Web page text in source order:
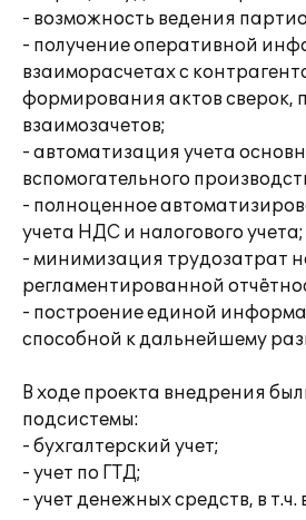
- возможность ведения
- получение оперативной
взаиморасчетах с
формирования актов сверок,
взаимозачетов;
- автоматизация учета
вспомогательного
- полноценное
учета НДС и налогового учета;
- минимизация трудозатрат
регламентированной
- построение единой
способной к дальнейшему
В ходе проекта внедрения
подсистемы:
- бухгалтерский учет;
- учет по ГТД;
- учет денежных средств, в